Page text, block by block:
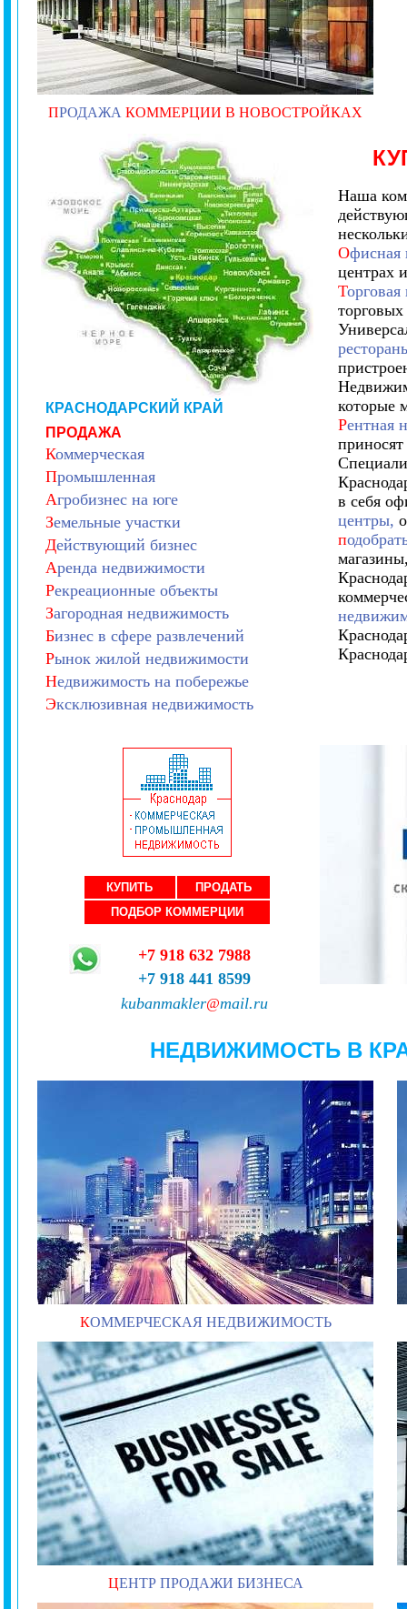
ПРОДАЖА КОММЕРЦИИ В НОВОСТРОЙКАХ
КРАСНОДАРСКИЙ КРАЙ
ПРОДАЖА
Коммерческая
Промышленная
Агробизнес на юге
Земельные участки
Действующий бизнес
Аренда недвижимости
Рекреационные объекты
Загородная недвижимость
Бизнес в сфере развлечений
Рынок жилой недвижимости
Недвижимость на побережье
Эксклюзивная недвижимость
КУПИТЬ
ПРОДАТЬ
ПОДБОР КОММЕРЦИИ
+7 918 632 7988
+7 918 441 8599
kubanmakler@mail.ru
Наша
Офисная
центрах
Т
которые
Рентная
в себя
центры,
п
НЕДВИЖИМОСТЬ В
КОММЕРЧЕСКАЯ НЕДВИЖИМОСТЬ
ЦЕНТР ПРОДАЖИ БИЗНЕСА